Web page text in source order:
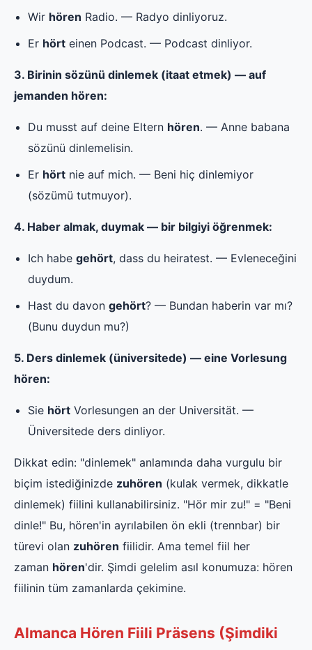
Wir hören Radio. — Radyo dinliyoruz.
Er hört einen Podcast. — Podcast dinliyor.
3. Birinin sözünü dinlemek (itaat etmek) — auf
jemanden hören:
Du musst auf deine Eltern hören. — Anne babana
sözünü dinlemelisin.
Er hört nie auf mich. — Beni hiç dinlemiyor
(sözümü tutmuyor).
4. Haber almak, duymak — bir bilgiyi öğrenmek:
Ich habe gehört, dass du heiratest. — Evleneceğini
duydum.
Hast du davon gehört? — Bundan haberin var mı?
(Bunu duydun mu?)
5. Ders dinlemek (üniversitede) — eine Vorlesung
hören:
Sie hört Vorlesungen an der Universität. —
Üniversitede ders dinliyor.
Dikkat edin: "dinlemek" anlamında daha vurgulu bir
biçim istediğinizde zuhören (kulak vermek, dikkatle
dinlemek) fiilini kullanabilirsiniz. "Hör mir zu!" = "Beni
dinle!" Bu, hören'in ayrılabilen ön ekli (trennbar) bir
türevi olan zuhören fiilidir. Ama temel fiil her
zaman hören'dir. Şimdi gelelim asıl konumuza: hören
fiilinin tüm zamanlarda çekimine.
Almanca Hören Fiili Präsens (Şimdiki